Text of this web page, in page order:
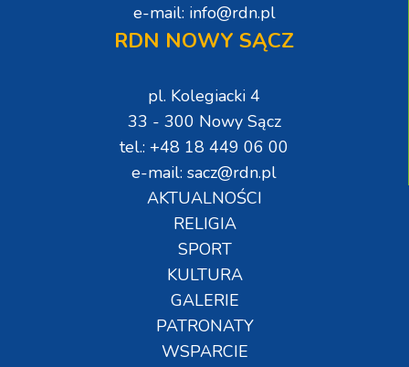
e-mail: info@rdn.pl
RDN NOWY SĄCZ
pl. Kolegiacki 4
33 - 300 Nowy Sącz
tel.: +48 18 449 06 00
e-mail: sacz@rdn.pl
AKTUALNOŚCI
RELIGIA
SPORT
KULTURA
GALERIE
PATRONATY
WSPARCIE